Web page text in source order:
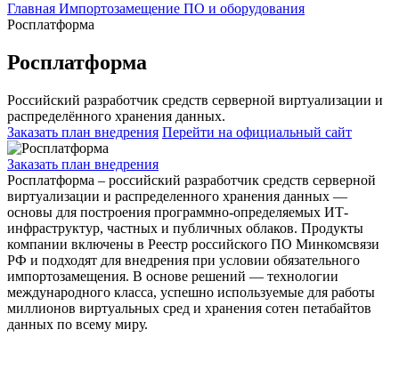
Главная Импортозамещение ПО и оборудования
Росплатформа
Росплатформа
Российский разработчик средств серверной виртуализации и
распределённого хранения данных.
Заказать план внедрения Перейти на официальный сайт
Заказать план внедрения
Росплатформа – российский разработчик средств серверной
виртуализации и распределенного хранения данных —
основы для построения программно-определяемых ИТ-
инфраструктур, частных и публичных облаков. Продукты
компании включены в Реестр российского ПО Минкомсвязи
РФ и подходят для внедрения при условии обязательного
импортозамещения. В основе решений — технологии
международного класса, успешно используемые для работы
миллионов виртуальных сред и хранения сотен петабайтов
данных по всему миру.